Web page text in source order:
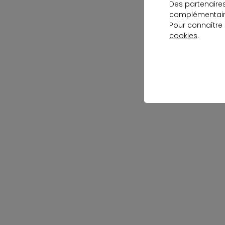
Des
Pour
cookies.